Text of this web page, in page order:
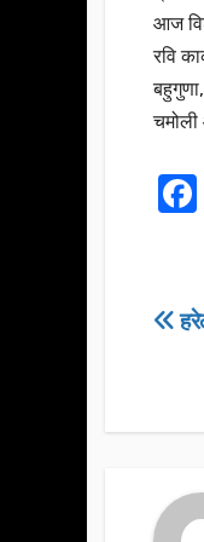
आज
रवि